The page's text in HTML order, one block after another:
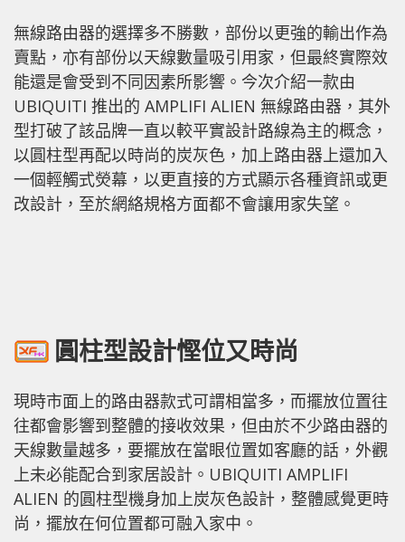
無線路由器的選擇多不勝數，部份以更強的輸出作為
賣點，亦有部份以天線數量吸引用家，但最終實際效
能還是會受到不同因素所影響。今次介紹一款由
UBIQUITI 推出的 AMPLIFI ALIEN 無線路由器，其外
型打破了該品牌一直以較平實設計路線為主的概念，
以圓柱型再配以時尚的炭灰色，加上路由器上還加入
一個輕觸式熒幕，以更直接的方式顯示各種資訊或更
改設計，至於網絡規格方面都不會讓用家失望。
圓柱型設計慳位又時尚
現時市面上的路由器款式可謂相當多，而擺放位置往
往都會影響到整體的接收效果，但由於不少路由器的
天線數量越多，要擺放在當眼位置如客廳的話，外觀
上未必能配合到家居設計。UBIQUITI AMPLIFI
ALIEN 的圓柱型機身加上炭灰色設計，整體感覺更時
尚，擺放在何位置都可融入家中。